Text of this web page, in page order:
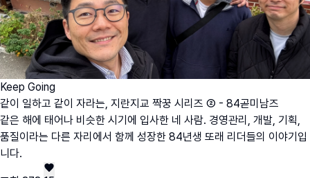
Keep Going
같이 일하고 같이 자라는, 지란지교 짝꿍 시리즈 ② - 84곧미남즈
같은 해에 태어나 비슷한 시기에 입사한 네 사람. 경영관리, 개발, 기획,
품질이라는 다른 자리에서 함께 성장한 84년생 또래 리더들의 이야기입
니다.